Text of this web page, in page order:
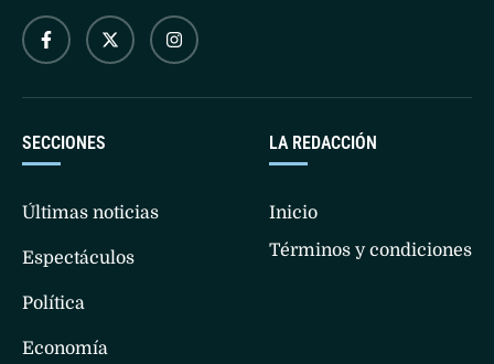
LA REDACCIÓN
Inicio
Términos y condiciones
SECCIONES
Últimas noticias
Espectáculos
Política
Economía